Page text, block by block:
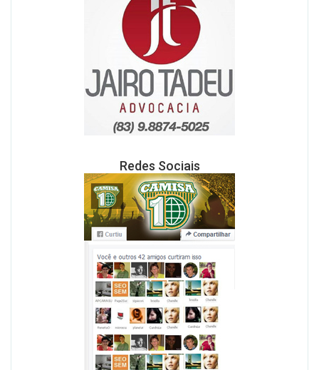
Redes Sociais